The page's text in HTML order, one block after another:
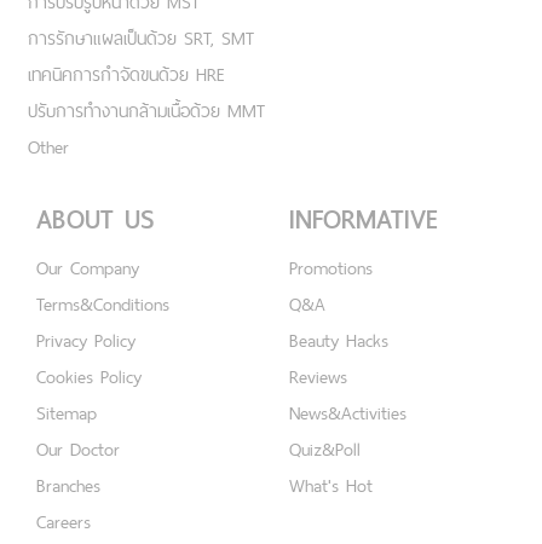
การรักษาแผลเป็นด้วย SRT, SMT
เทคนิคการกำจัดขนด้วย HRE
ปรับการทำงานกล้ามเนื้อด้วย MMT
Other
ABOUT US
Our Company
Terms&Conditions
Privacy Policy
Cookies Policy
Sitemap
Our Doctor
Branches
Careers
INFORMATIVE
Promotions
Q&A
Beauty Hacks
Reviews
News&Activities
Quiz&Poll
What's Hot